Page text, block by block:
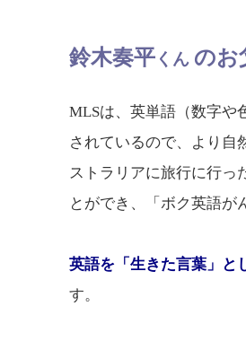
鈴木奏平 くん のお
MLSは、英単語（数字や
されているので、より自
ストラリアに旅行に行っ
とができ、「ボク英語が
英語を「生きた言葉」と
す。